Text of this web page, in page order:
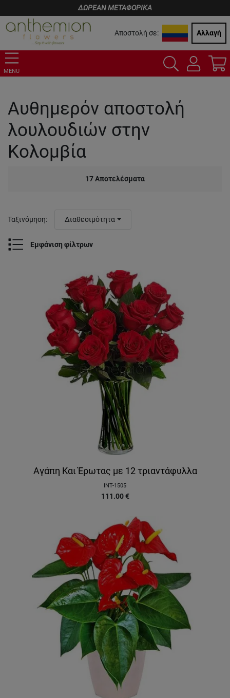
ΔΩΡΕΑΝ ΜΕΤΑΦΟΡΙΚΑ
Αποστολή σε: Αλλαγή
MENU
Αυθημερόν αποστολή
λουλουδιών στην
Κολομβία
17Αποτελέσματα
Εμφάνιση φίλτρων
Ταξινόμηση: Διαθεσιμότητα
Αγάπη Και Έρωτας με 12 τριαντάφυλλα
INT-1505
111.00 €